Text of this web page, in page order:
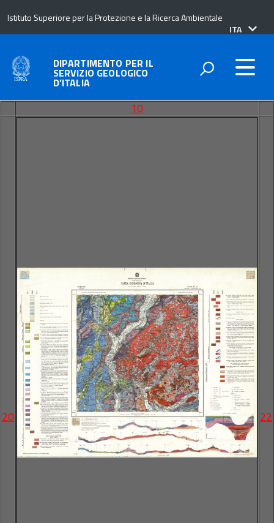
Istituto Superiore per la Protezione e la Ricerca Ambientale
lingua
ITA
DIPARTIMENTO PER IL
SERVIZIO GEOLOGICO
D’ITALIA
10
20 22